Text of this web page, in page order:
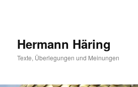
Hermann Häring
Texte, Überlegungen und Meinungen